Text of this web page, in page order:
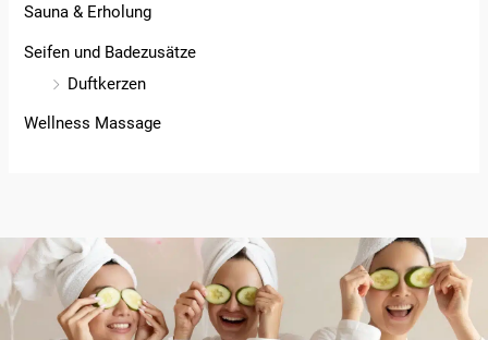
Sauna & Erholung
Seifen und Badezusätze
Duftkerzen
Wellness Massage